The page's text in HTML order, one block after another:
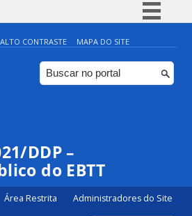
Simplifique!
Comunica BR
Participe
ALTO CONTRASTE MAPA DO SITE
DDP –
do EBTT
Área Restrita Administradores do Site